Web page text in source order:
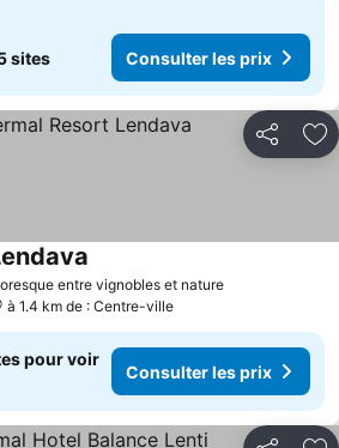
sites Consulter les prix
Partager
entre vignobles et nature
à 1.4 km de : Centre-ville
pour voir
Consulter les prix